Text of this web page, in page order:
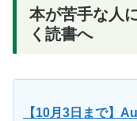
本が苦手な人
く読書へ
【10月3日まで】